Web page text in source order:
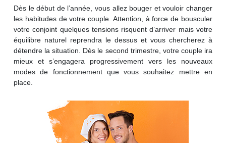
Dès le début de l’année, vous allez bouger et vouloir changer
les habitudes de votre couple. Attention, à force de bousculer
votre conjoint quelques tensions risquent d’arriver mais votre
équilibre naturel reprendra le dessus et vous chercherez à
détendre la situation. Dès le second trimestre, votre couple ira
mieux et s’engagera progressivement vers les nouveaux
modes de fonctionnement que vous souhaitez mettre en
place.